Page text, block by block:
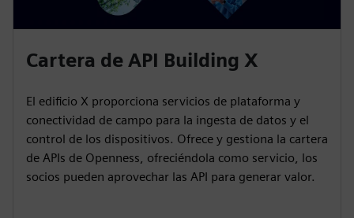
Cartera de API Building X
El edificio X proporciona servicios de plataforma y
conectividad de campo para la ingesta de datos y el
control de los dispositivos. Ofrece y gestiona la cartera
de APIs de Openness, ofreciéndola como servicio, los
socios pueden aprovechar las API para generar valor.